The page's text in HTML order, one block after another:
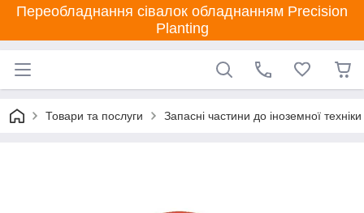
Переобладнання сівалок обладнанням Precision
Planting
Товари та послуги Запасні частини до іноземної техніки